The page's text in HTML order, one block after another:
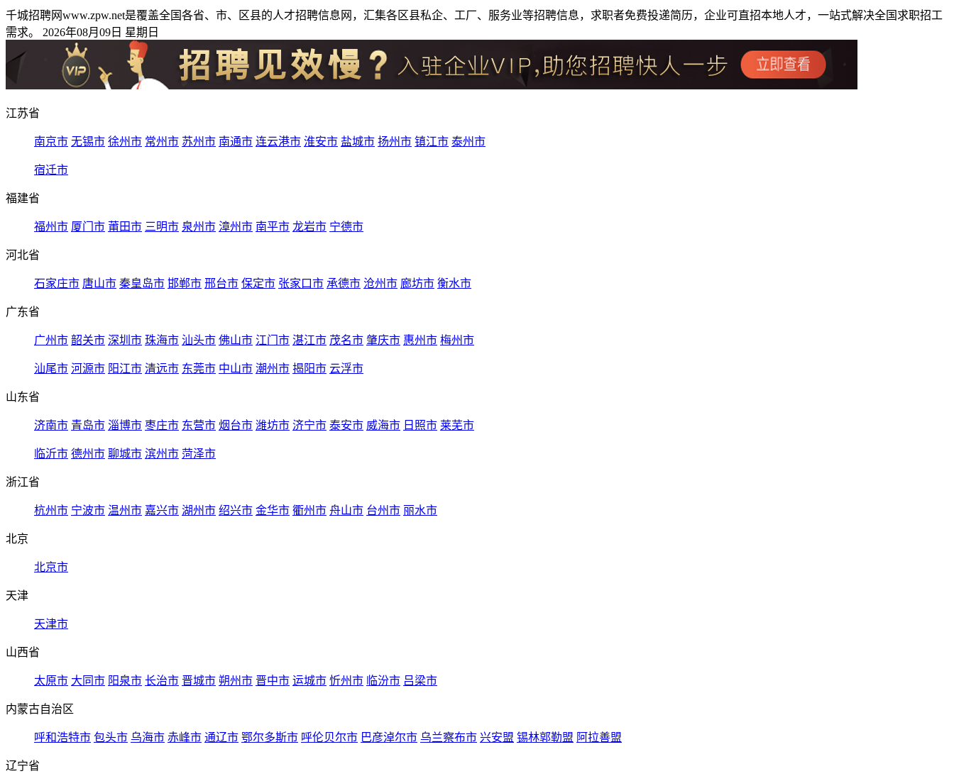
千城招聘网www.zpw.net是覆盖全国各省、市、区县的人才招聘信息网，汇集各区县私企、工厂、服务业等招聘信息，求职者免费投递简历，企业可直招本地人才，一站式解决全国求职招工
需求。 2026年08月09日 星期日
江苏省
南京市 无锡市 徐州市 常州市 苏州市 南通市 连云港市 淮安市 盐城市 扬州市 镇江市 泰州市
宿迁市
福建省
福州市 厦门市 莆田市 三明市 泉州市 漳州市 南平市 龙岩市 宁德市
河北省
石家庄市 唐山市 秦皇岛市 邯郸市 邢台市 保定市 张家口市 承德市 沧州市 廊坊市 衡水市
广东省
广州市 韶关市 深圳市 珠海市 汕头市 佛山市 江门市 湛江市 茂名市 肇庆市 惠州市 梅州市
汕尾市 河源市 阳江市 清远市 东莞市 中山市 潮州市 揭阳市 云浮市
山东省
济南市 青岛市 淄博市 枣庄市 东营市 烟台市 潍坊市 济宁市 泰安市 威海市 日照市 莱芜市
临沂市 德州市 聊城市 滨州市 菏泽市
浙江省
杭州市 宁波市 温州市 嘉兴市 湖州市 绍兴市 金华市 衢州市 舟山市 台州市 丽水市
北京
北京市
天津
天津市
山西省
太原市 大同市 阳泉市 长治市 晋城市 朔州市 晋中市 运城市 忻州市 临汾市 吕梁市
内蒙古自治区
呼和浩特市 包头市 乌海市 赤峰市 通辽市 鄂尔多斯市 呼伦贝尔市 巴彦淖尔市 乌兰察布市 兴安盟 锡林郭勒盟 阿拉善盟
辽宁省